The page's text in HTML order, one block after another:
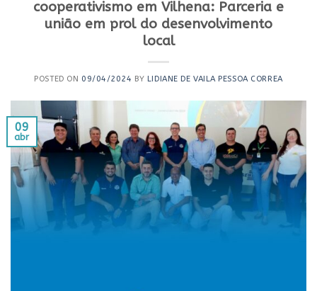
cooperativismo em Vilhena: Parceria e
união em prol do desenvolvimento
local
POSTED ON 09/04/2024 BY LIDIANE DE VAILA PESSOA CORREA
09
abr